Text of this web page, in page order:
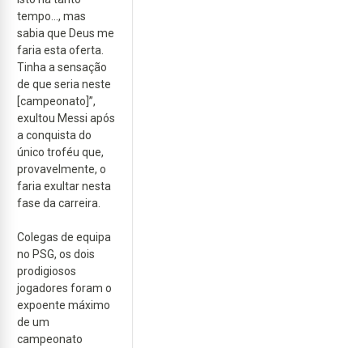
tempo..., mas
sabia que Deus me
faria esta oferta.
Tinha a sensação
de que seria neste
[campeonato]”,
exultou Messi após
a conquista do
único troféu que,
provavelmente, o
faria exultar nesta
fase da carreira.
Colegas de equipa
no PSG, os dois
prodigiosos
jogadores foram o
expoente máximo
de um
campeonato